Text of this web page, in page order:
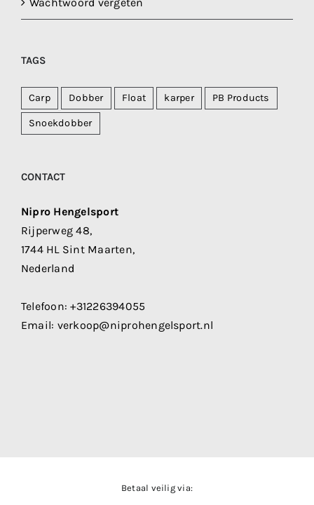
Wachtwoord vergeten
TAGS
Carp Dobber Float karper PB Products
Snoekdobber
CONTACT
Nipro Hengelsport
Rijperweg 48,
1744 HL Sint Maarten,
Nederland
Telefoon:+31226394055
Email: verkoop@niprohengelsport.nl
Betaal veilig via: